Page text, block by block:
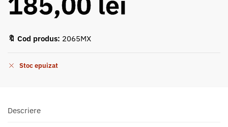
🔖 Cod produs: 2065MX
Stoc epuizat
Descriere